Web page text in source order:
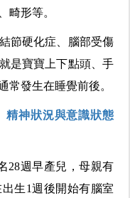
畸形等。
節硬化症、腦部受傷
是寶寶上下點頭、手
常發生在睡覺前後。
精神狀況與意識狀態
28週早產兒，母親有
生1週後開始有腦室